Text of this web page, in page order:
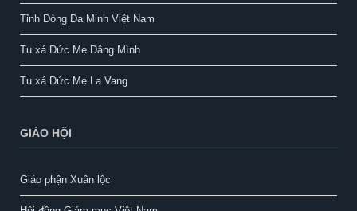
Tỉnh Dòng Đa Minh Việt Nam
Tu xá Đức Mẹ Dâng Mình
Tu xá Đức Mẹ La Vang
GIÁO HỘI
Giáo phận Xuân lộc